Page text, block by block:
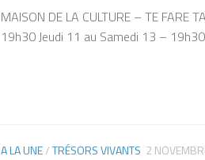
MAISON DE LA CULTURE – TE
19h30 Jeudi 11 au Samedi 13 –
A LA UNE/TRÉSORS VIVANTS 2